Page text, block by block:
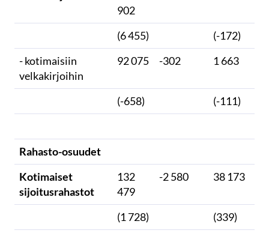
902
(6 455)
(-172)
- kotimaisiin
velkakirjoihin
92 075 -302 1 663
(-658) (-111)
Rahasto-osuudet
Kotimaiset
sijoitusrahastot
132
479
-2 580 38 173
(1 728) (339)